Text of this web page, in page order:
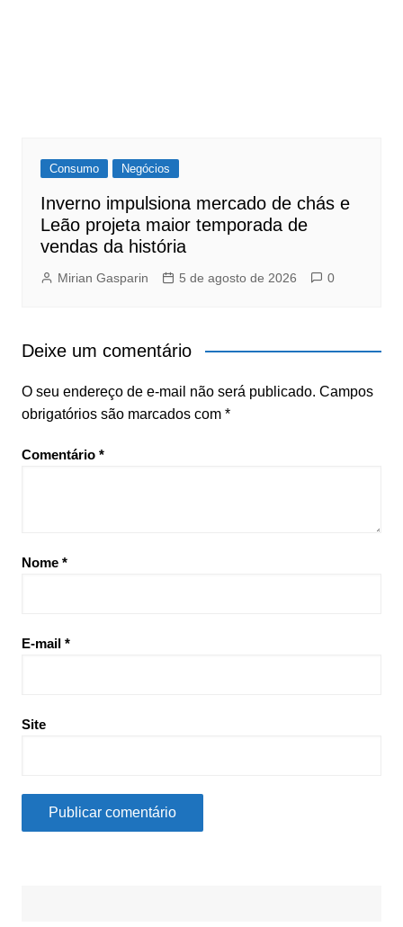
Consumo Negócios
Inverno impulsiona mercado de chás e
Leão projeta maior temporada de
vendas da história
Mirian Gasparin 5 de agosto de 2026 0
Deixe um comentário
O seu endereço de e-mail não será publicado. Campos
obrigatórios são marcados com *
Comentário *
Nome *
E-mail *
Site